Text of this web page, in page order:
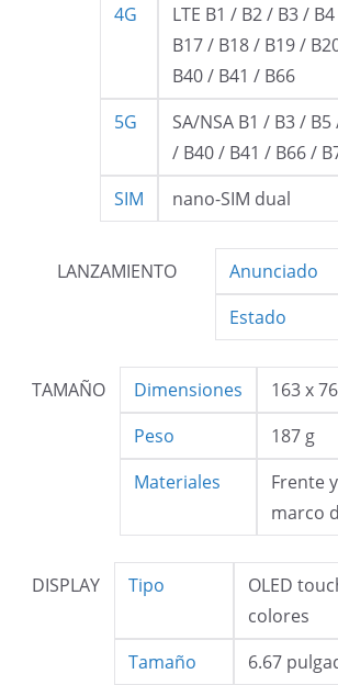
4G
LTE B1 / B2 / B3 /
B17 / B18 / B19 /
B40 / B41 / B66
5G
SA/NSA B1 / B3 /
/ B40 / B41 / B66 /
SIM
nano-SIM dual
LANZAMIENTO Anunciado
Estado
TAMAÑO Dimensiones
163 x
Peso
187 g
Materiales
Frente
marco
DISPLAY Tipo
OLED
colores
Tamaño
6.67